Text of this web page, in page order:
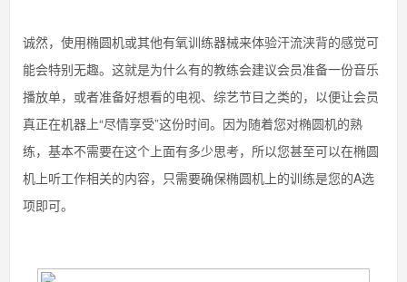
诚然，使用椭圆机或其他有氧训练器械来体验汗流浃背的感觉可
能会特别无趣。这就是为什么有的教练会建议会员准备一份音乐
播放单，或者准备好想看的电视、综艺节目之类的，以便让会员
真正在机器上“尽情享受”这份时间。因为随着您对椭圆机的熟
练，基本不需要在这个上面有多少思考，所以您甚至可以在椭圆
机上听工作相关的内容，只需要确保椭圆机上的训练是您的A选
项即可。